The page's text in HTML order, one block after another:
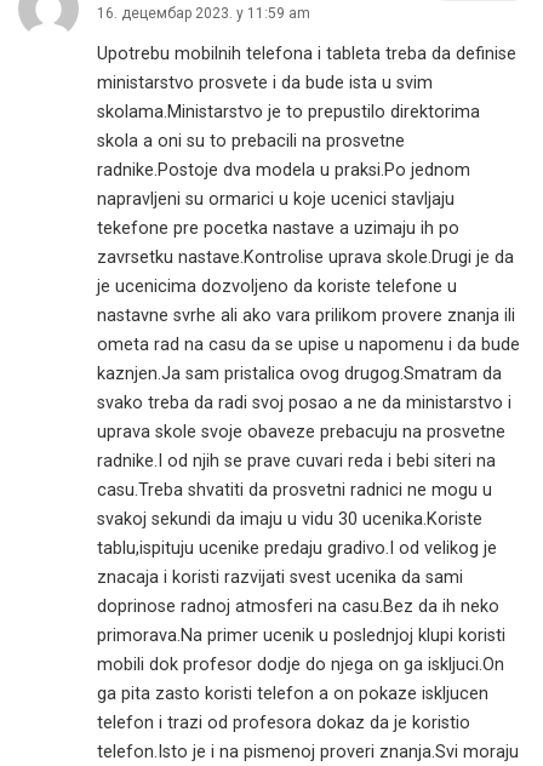
16. децембар 2023. у 11:59 am
Upotrebu mobilnih telefona i tableta treba da definise
ministarstvo prosvete i da bude ista u svim
skolama.Ministarstvo je to prepustilo direktorima
skola a oni su to prebacili na prosvetne
radnike.Postoje dva modela u praksi.Po jednom
napravljeni su ormarici u koje ucenici stavljaju
tekefone pre pocetka nastave a uzimaju ih po
zavrsetku nastave.Kontrolise uprava skole.Drugi je da
je ucenicima dozvoljeno da koriste telefone u
nastavne svrhe ali ako vara prilikom provere znanja ili
ometa rad na casu da se upise u napomenu i da bude
kaznjen.Ja sam pristalica ovog drugog.Smatram da
svako treba da radi svoj posao a ne da ministarstvo i
uprava skole svoje obaveze prebacuju na prosvetne
radnike.I od njih se prave cuvari reda i bebi siteri na
casu.Treba shvatiti da prosvetni radnici ne mogu u
svakoj sekundi da imaju u vidu 30 ucenika.Koriste
tablu,ispituju ucenike predaju gradivo.I od velikog je
znacaja i koristi razvijati svest ucenika da sami
doprinose radnoj atmosferi na casu.Bez da ih neko
primorava.Na primer ucenik u poslednjoj klupi koristi
mobili dok profesor dodje do njega on ga iskljuci.On
ga pita zasto koristi telefon a on pokaze iskljucen
telefon i trazi od profesora dokaz da je koristio
telefon.Isto je i na pismenoj proveri znanja.Svi moraju